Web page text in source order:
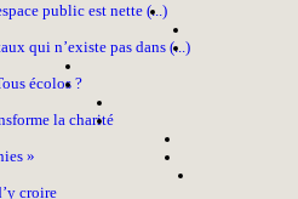
public est nette (...)
qui n’existe pas dans (...)
écolos ?
la charité
»
croire